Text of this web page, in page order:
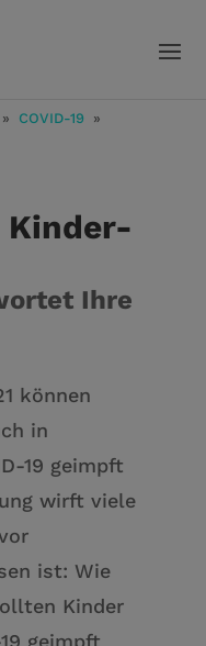
» COVID-19
»
Kinder-
Ihre
können
in
19 geimpft
wirft viele
ist: Wie
Kinder
geimpft